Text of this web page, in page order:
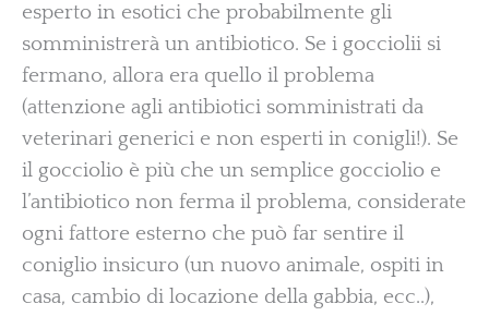
esperto in esotici che probabilmente gli
somministrerà un antibiotico. Se i gocciolii si
fermano, allora era quello il problema
(attenzione agli antibiotici somministrati da
veterinari generici e non esperti in conigli!). Se
il gocciolio è più che un semplice gocciolio e
l’antibiotico non ferma il problema, considerate
ogni fattore esterno che può far sentire il
coniglio insicuro (un nuovo animale, ospiti in
casa, cambio di locazione della gabbia, ecc..),